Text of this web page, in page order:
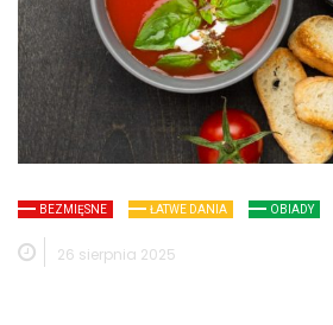
BEZMIĘSNE ŁATWE DANIA OBIADY
26 sierpnia 2025